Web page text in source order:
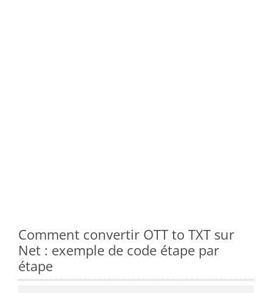
Comment convertir OTT to TXT sur
Net : exemple de code étape par
étape